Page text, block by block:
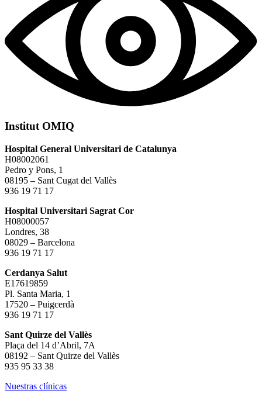
Institut OMIQ
Hospital General Universitari de Catalunya
H08002061
Pedro y Pons, 1
08195 – Sant Cugat del Vallès
936 19 71 17
Hospital Universitari Sagrat Cor
H08000057
Londres, 38
08029 – Barcelona
936 19 71 17
Cerdanya Salut
E17619859
Pl. Santa Maria, 1
17520 – Puigcerdà
936 19 71 17
Sant Quirze del Vallès
Plaça del 14 d’Abril, 7A
08192 – Sant Quirze del Vallès
935 95 33 38
Nuestras clínicas